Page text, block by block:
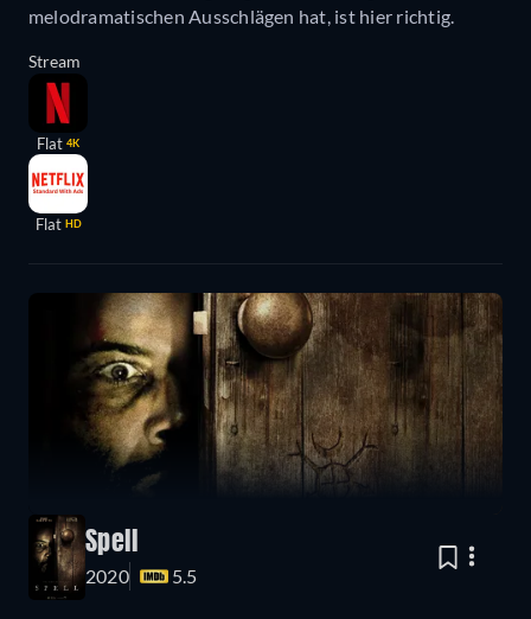
melodramatischen Ausschlägen hat, ist hier richtig.
Stream
Flat 4K
Flat HD
Spell
2020 5.5